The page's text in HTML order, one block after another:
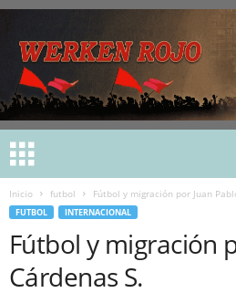
Inicio futbol Fútbol y migración por Juan
FUTBOL INTERNACIONAL
Fútbol y migración
Cárdenas S.